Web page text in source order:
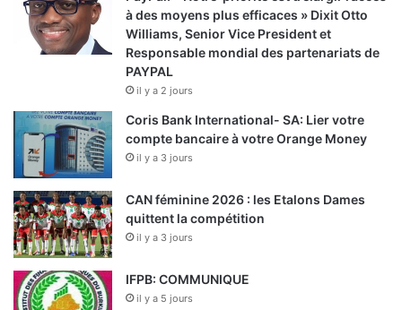
à des moyens plus efficaces » Dixit Otto
Williams, Senior Vice President et
Responsable mondial des partenariats de
PAYPAL
il y a 2 jours
Coris Bank International- SA: Lier votre
compte bancaire à votre Orange Money
il y a 3 jours
CAN féminine 2026 : les Etalons Dames
quittent la compétition
il y a 3 jours
IFPB: COMMUNIQUE
il y a 5 jours